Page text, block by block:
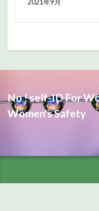
No ! self-ID For
Women's Safety